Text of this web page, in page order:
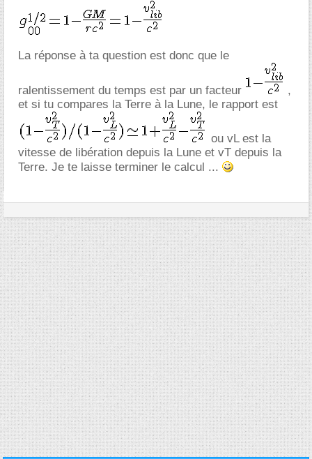
La réponse à ta question est donc que le
ralentissement du temps est par un facteur
,
et si tu compares la Terre à la Lune, le rapport est
ou vL est la
vitesse de libération depuis la Lune et vT depuis la
Terre. Je te laisse terminer le calcul ...